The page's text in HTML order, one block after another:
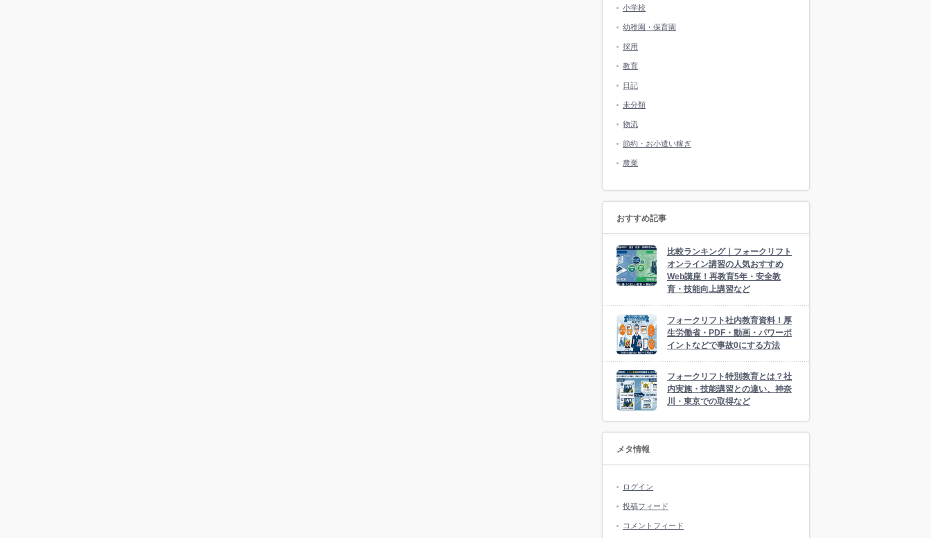
小学校
幼稚園・保育園
採用
教育
日記
未分類
物流
節約・お小遣い稼ぎ
農業
おすすめ記事
比較ランキング｜フォークリフト
オンライン講習の人気おすすめ
Web講座！再教育5年・安全教
育・技能向上講習など
フォークリフト社内教育資料！厚
生労働省・PDF・動画・パワーポ
イントなどで事故0にする方法
フォークリフト特別教育とは？社
内実施・技能講習との違い、神奈
川・東京での取得など
メタ情報
ログイン
投稿フィード
コメントフィード